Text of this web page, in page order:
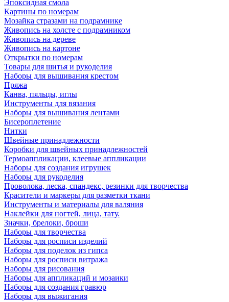
Эпоксидная смола
Картины по номерам
Мозайка стразами на подрамнике
Живопись на холсте с подрамником
Живопись на дереве
Живопись на картоне
Открытки по номерам
Товары для шитья и рукоделия
Наборы для вышивания крестом
Пряжа
Канва, пяльцы, иглы
Инструменты для вязания
Наборы для вышивания лентами
Бисероплетение
Нитки
Швейные принадлежности
Коробки для швейных принадлежностей
Термоаппликации, клеевые аппликации
Наборы для создания игрушек
Наборы для рукоделия
Проволока, леска, спандекс, резинки для творчества
Красители и маркеры для разметки ткани
Инструменты и материалы для валяния
Наклейки для ногтей, лица, тату.
Значки, брелоки, броши
Наборы для творчества
Наборы для росписи изделий
Наборы для поделок из гипса
Наборы для росписи витража
Наборы для рисования
Наборы для аппликаций и мозаики
Наборы для создания гравюр
Наборы для выжигания